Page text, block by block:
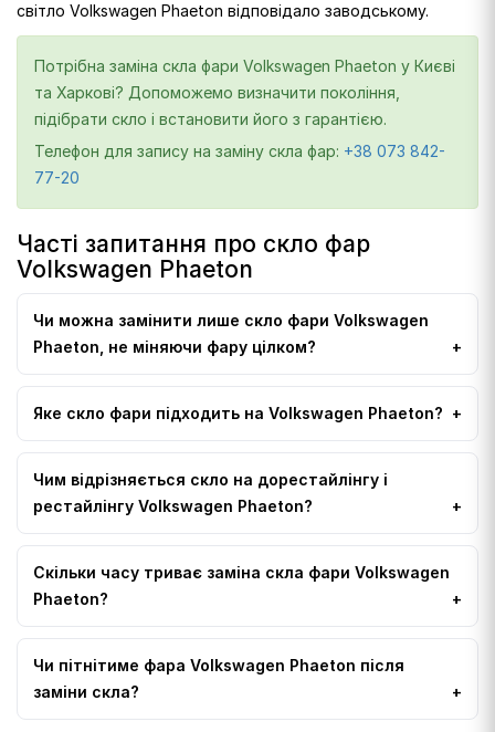
світло Volkswagen Phaeton відповідало заводському.
Потрібна заміна скла фари Volkswagen Phaeton у Києві
та Харкові? Допоможемо визначити покоління,
підібрати скло і встановити його з гарантією.
Телефон для запису на заміну скла фар: +38 073 842-
77-20
Часті запитання про скло фар
Volkswagen Phaeton
Чи можна замінити лише скло фари Volkswagen
Phaeton, не міняючи фару цілком?
Яке скло фари підходить на Volkswagen Phaeton?
Чим відрізняється скло на дорестайлінгу і
рестайлінгу Volkswagen Phaeton?
Скільки часу триває заміна скла фари Volkswagen
Phaeton?
Чи пітнітиме фара Volkswagen Phaeton після
заміни скла?